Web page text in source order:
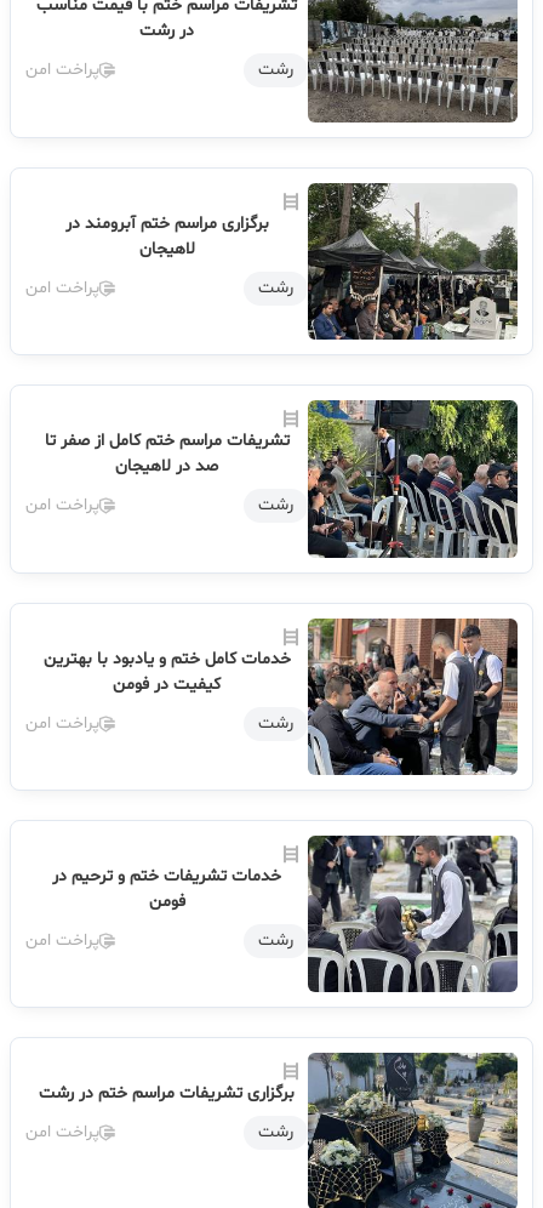
تشریفات مراسم ختم با قیمت مناسب
در رشت
رشت
پراخت امن
برگزاری مراسم ختم آبرومند در
لاهیجان
رشت
پراخت امن
تشریفات مراسم ختم کامل از صفر تا
صد در لاهیجان
رشت
پراخت امن
خدمات کامل ختم و یادبود با بهترین
کیفیت در فومن
رشت
پراخت امن
خدمات تشریفات ختم و ترحیم در
فومن
رشت
پراخت امن
برگزاری تشریفات مراسم ختم در رشت
رشت
پراخت امن